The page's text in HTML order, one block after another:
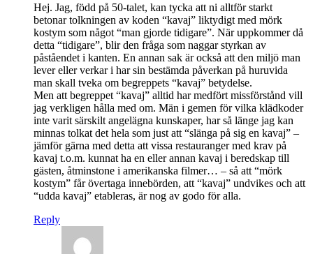
Hej. Jag, född på 50-talet, kan tycka att ni alltför starkt
betonar tolkningen av koden “kavaj” liktydigt med mörk
kostym som något “man gjorde tidigare”. När uppkommer då
detta “tidigare”, blir den fråga som naggar styrkan av
påståendet i kanten. En annan sak är också att den miljö man
lever eller verkar i har sin bestämda påverkan på huruvida
man skall tveka om begreppets “kavaj” betydelse.
Men att begreppet “kavaj” alltid har medfört missförstånd vill
jag verkligen hålla med om. Män i gemen för vilka klädkoder
inte varit särskilt angelägna kunskaper, har så länge jag kan
minnas tolkat det hela som just att “slänga på sig en kavaj” –
jämför gärna med detta att vissa restauranger med krav på
kavaj t.o.m. kunnat ha en eller annan kavaj i beredskap till
gästen, åtminstone i amerikanska filmer… – så att “mörk
kostym” får övertaga innebörden, att “kavaj” undvikes och att
“udda kavaj” etableras, är nog av godo för alla.
Reply